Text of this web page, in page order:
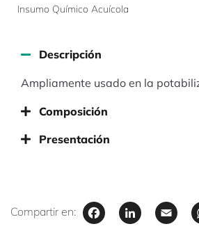
Insumo Químico Acuícola
Descripción
Ampliamente usado en la
Composición
Presentación
Compartir en: